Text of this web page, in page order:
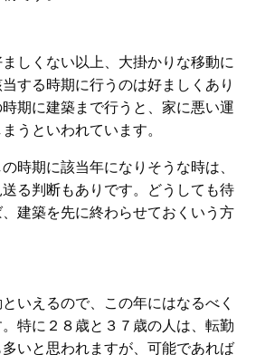
しくない以上、大掛かりな移動に
する時期に行うのは好ましくあり
期に建築まで行うと、家に悪い運
うといわれています。
時期に該当年になりそうな時は、
る判断もありです。どうしても待
建築を先に終わらせておくいう方
いえるので、この年にはなるべく
特に２８歳と３７歳の人は、転勤
いと思われますが、可能であれば